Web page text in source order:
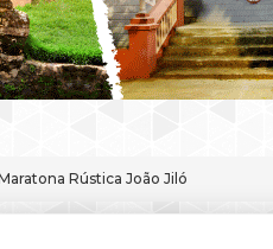
Rústica João Jiló